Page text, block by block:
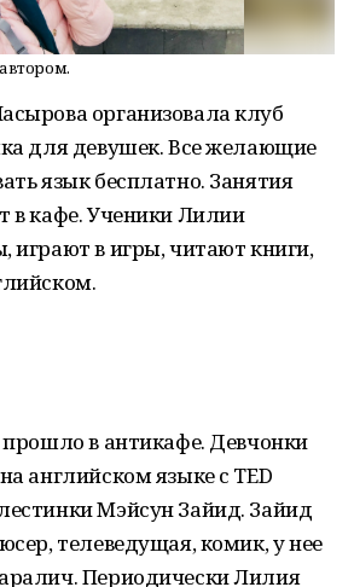
организовала клуб
для девушек. Все желающие
язык бесплатно. Занятия
в кафе. Ученики Лилии
играют в игры, читают книги,
в антикафе. Девчонки
английском языке с TED
Мэйсун Зайид. Зайид
телеведущая, комик, у нее
Периодически Лилия